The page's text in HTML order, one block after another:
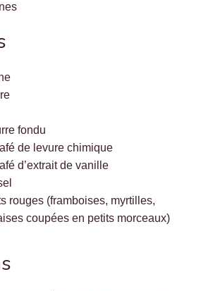
fondu
de levure chimique
d’extrait de vanille
rouges (framboises, myrtilles,
coupées en petits morceaux)